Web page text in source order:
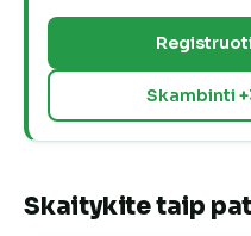
Skambinti
Skaitykite taip pat